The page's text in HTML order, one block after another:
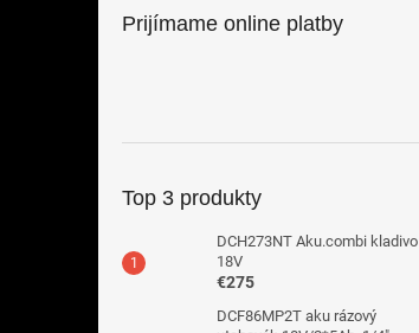
Prijímame online platby
Top 3 produkty
DCH273NT Aku.combi kladivo
18V
€275
DCF86MP2T aku rázový